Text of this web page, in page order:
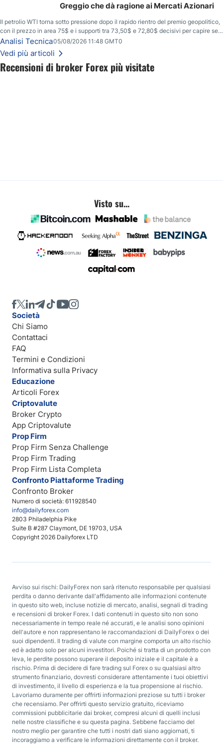
Recensioni di broker Forex più visitate
Greggio che dà ragione ai Mercati Azionari
Il petrolio WTI torna sotto pressione dopo il rapido rientro del premio geopolitico,
con il prezzo in area 75$ e i supporti tra 73,50$ e 72,80$ decisivi per capire se il
ribasso potrà estendersi verso quota 70$.
Analisi Tecnica05/08/2026 11:48 GMT0
Vedi più articoli
Visto su...
Numero di società: 611928540
info@dailyforex.com
2803 Philadelphia Pike
Suite B #287 Claymont, DE 19703, USA
Copyright 2026 Dailyforex LTD
Società
Chi Siamo
Contattaci
FAQ
Termini e Condizioni
Informativa sulla Privacy
Educazione
Articoli Forex
Criptovalute
Broker Crypto
App Criptovalute
Prop Firm
Prop Firm Senza Challenge
Prop Firm Trading
Prop Firm Lista Completa
Confronto Piattaforme Trading
Confronto Broker
Avviso sui rischi: DailyForex non sarà ritenuto responsabile per qualsiasi
perdita o danno derivante dall'affidamento alle informazioni contenute
in questo sito web, incluse notizie di mercato, analisi, segnali di trading
e recensioni di broker Forex. I dati contenuti in questo sito non sono
necessariamente in tempo reale né accurati, e le analisi sono opinioni
dell'autore e non rappresentano le raccomandazioni di DailyForex o dei
suoi dipendenti. Il trading di valute con margine comporta un alto rischio
ed è adatto solo per alcuni investitori. Poiché si tratta di un prodotto con
leva, le perdite possono superare il deposito iniziale e il capitale è a
rischio. Prima di decidere di fare trading sul Forex o su qualsiasi altro
strumento finanziario, dovresti considerare attentamente i tuoi obiettivi
di investimento, il livello di esperienza e la tua propensione al rischio.
Lavoriamo duramente per offrirti informazioni preziose su tutti i broker
che recensiamo. Per offrirti questo servizio gratuito, riceviamo
commissioni pubblicitarie dai broker, compresi alcuni di quelli inclusi
nelle nostre classifiche e su questa pagina. Sebbene facciamo del
nostro meglio per garantire che tutti i nostri dati siano aggiornati, ti
incoraggiamo a verificare le informazioni direttamente con il broker.